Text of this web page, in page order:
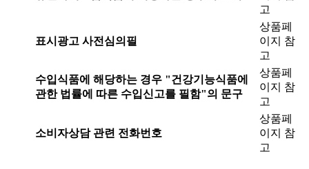
고
표시광고 사전심의필
상품페
이지 참
고
수입식품에 해당하는 경우 "건강기능식품에
관한 법률에 따른 수입신고를 필함"의 문구
상품페
이지 참
고
소비자상담 관련 전화번호
상품페
이지 참
고